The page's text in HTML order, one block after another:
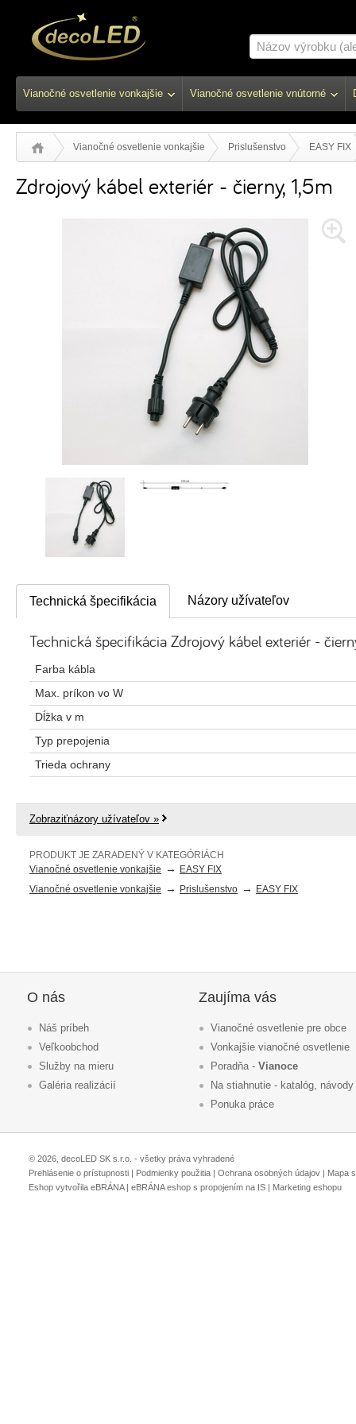
Vianočné osvetlenie vonkajšie Vianočné osvetlenie vnútorné
Vianočné osvetlenie vonkajšie Prislušenstvo EASY FIX
Zdrojový kábel exteriér - čierny, 1,5m
Technická špecifikácia Názory užívateľov
Technická špecifikácia Zdrojový kábel exteriér -
Farba kábla
Max. príkon vo W
Dĺžka v m
Typ prepojenia
Trieda ochrany
Zobraziťnázory užívateľov »
PRODUKT JE ZARADENÝ V KATEGÓRIÁCH
Vianočné osvetlenie vonkajšie → EASY FIX
Vianočné osvetlenie vonkajšie → Prislušenstvo → EASY FIX
O nás
Náš príbeh
Veľkoobchod
Služby na mieru
Galéria realizácií
Zaujíma vás
Vianočné osvetlenie pre obce
Vonkajšie vianočné osvetlenie
Poradňa - Vianoce
Na stiahnutie - katalóg, návody
Ponuka práce
© 2026, decoLED SK s.r.o. - všetky práva vyhradené
Prehlásenie o prístupnosti | Podmienky použitia | Ochrana osobných údajov | Mapa
Eshop vytvořila eBRÁNA| eBRÁNA eshop s propojením na IS | Marketing eshopu